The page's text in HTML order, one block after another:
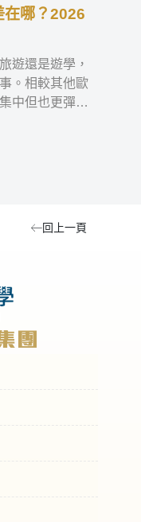
在哪？2026
遊還是遊學，
。相較其他歐
中但也更彈
回上一頁